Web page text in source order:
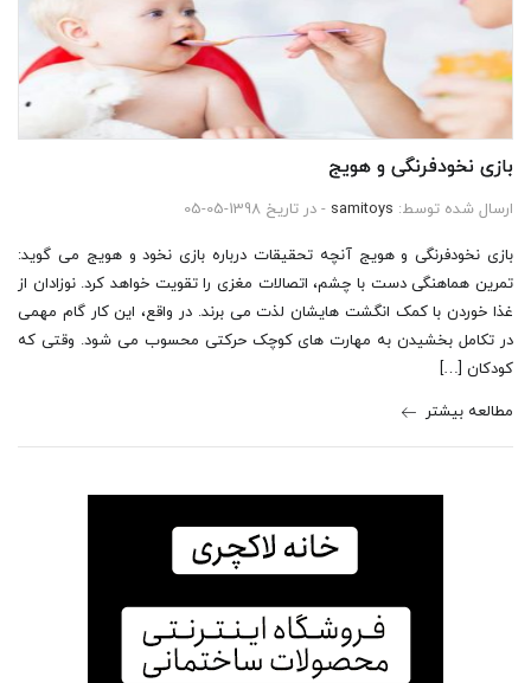
بازی نخودفرنگی و هویج
ارسال شده توسط: samitoys - در تاریخ 1398-05-05
بازی نخودفرنگی و هویج آنچه تحقیقات درباره بازی نخود و هویج می گوید:
تمرین هماهنگی دست با چشم، اتصالات مغزی را تقویت خواهد کرد. نوزادان از
غذا خوردن با کمک انگشت هایشان لذت می برند. در واقع، این کار گام مهمی
در تکامل بخشیدن به مهارت های کوچک حرکتی محسوب می شود. وقتی که
کودکان […]
مطالعه بیشتر